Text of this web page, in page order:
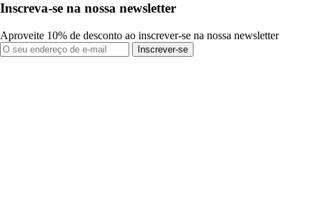
Inscreva-se na nossa newsletter
Aproveite 10% de desconto ao inscrever-se na nossa newsletter
Inscrever-se